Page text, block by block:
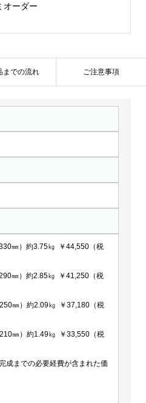
オーダー
までの流れ ご注意事項
㎜）約3.75㎏ ￥44,550（税
㎜）約2.85㎏ ￥41,250（税
㎜）約2.09㎏ ￥37,180（税
㎜）約1.49㎏ ￥33,550（税
成までの必要経費が含まれた価